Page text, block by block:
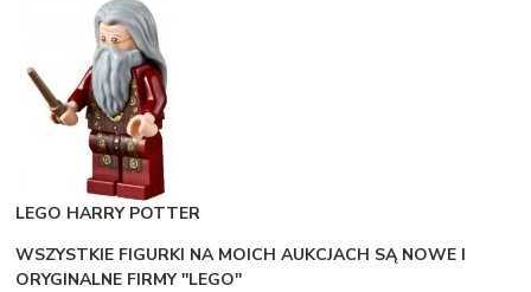
LEGO HARRY POTTER
WSZYSTKIE FIGURKI NA MOICH AUKCJACH SĄ NOWE I
ORYGINALNE FIRMY ''LEGO''